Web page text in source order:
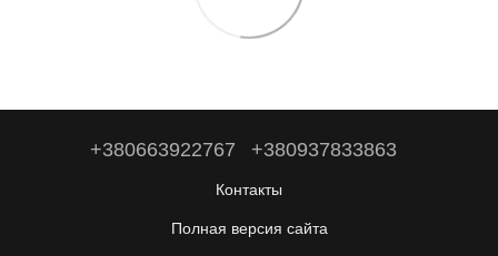
+380663922767 +380937833863
Контакты
Полная версия сайта